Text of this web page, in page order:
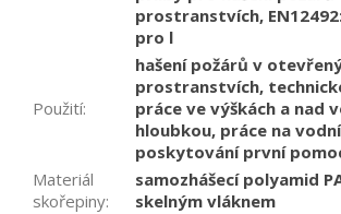
prostranstvích,
pro l
Použití:
hašení požárů v
prostranstvích,
práce ve výškách a nad
hloubkou, práce na
poskytování první
Materiál
skořepiny:
samozhášecí polyamid
skelným vláknem